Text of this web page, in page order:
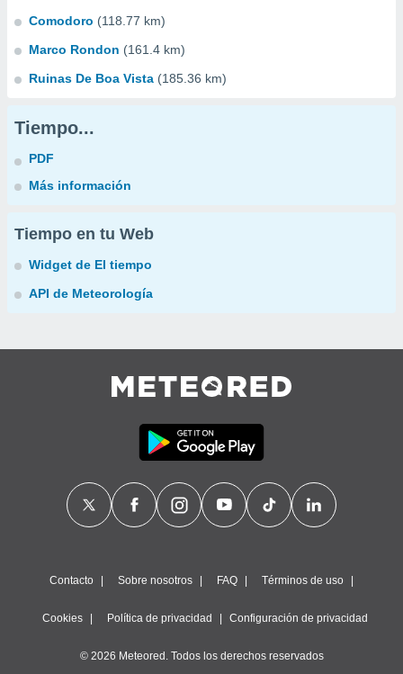
Comodoro (118.77 km)
Marco Rondon (161.4 km)
Ruinas De Boa Vista (185.36 km)
Tiempo...
PDF
Más información
Tiempo en tu Web
Widget de El tiempo
API de Meteorología
Contacto Sobre nosotros FAQ Términos de uso
Cookies Política de privacidad Configuración de privacidad
© 2026 Meteored. Todos los derechos reservados